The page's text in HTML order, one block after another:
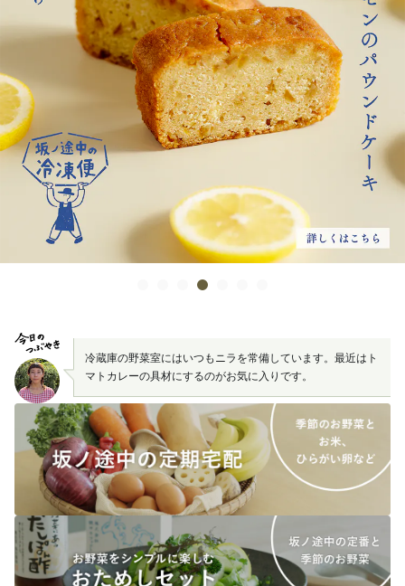
冷蔵庫の野菜室にはいつもニラを常備しています。最近はト
マトカレーの具材にするのがお気に入りです。